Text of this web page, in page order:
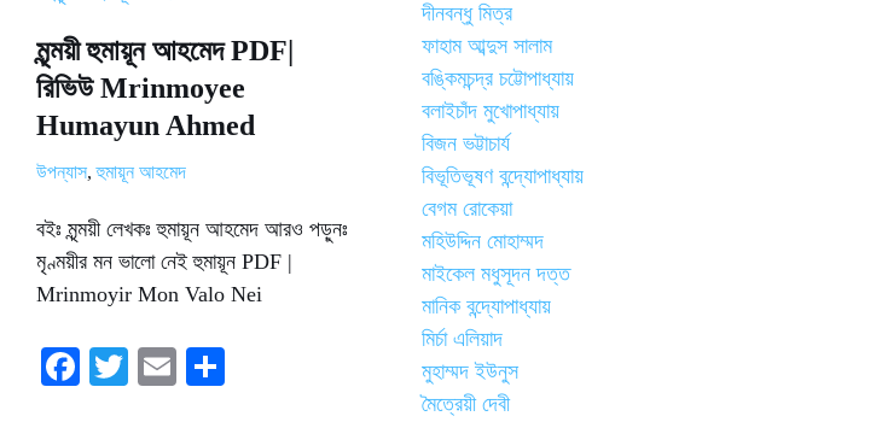
মৃন্ময়ী হুমায়ূন আহমেদ PDF|
রিভিউ Mrinmoyee
Humayun Ahmed
উপন্যাস,হুমায়ূন আহমেদ
বইঃ মৃন্ময়ী লেখকঃ হুমায়ূন আহমেদ আরও পড়ুনঃ
মৃণ্ময়ীর মন ভালো নেই হুমায়ূন PDF |
Mrinmoyir Mon Valo Nei
Fa T
E
দীনবন্ধু মিত্র
ফাহাম আব্দুস সালাম
বঙ্কিমচন্দ্র চট্টোপাধ্যায়
বলাইচাঁদ মুখোপাধ্যায়
বিজন ভট্টাচার্য
বিভূতিভূষণ বন্দ্যোপাধ্যায়
বেগম রোকেয়া
মহিউদ্দিন মোহাম্মদ
মাইকেল মধুসূদন দত্ত
মানিক বন্দ্যোপাধ্যায়
মির্চা এলিয়াদ
মুহাম্মদ ইউনুস
মৈত্রেয়ী দেবী